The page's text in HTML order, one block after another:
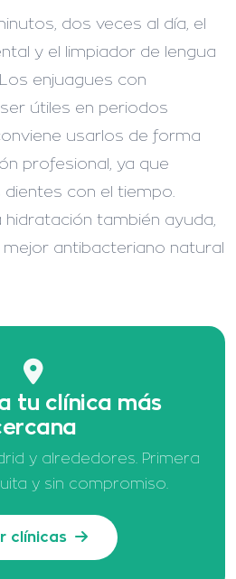
dos veces al día, el
y el limpiador de lengua
enjuagues con
útiles en periodos
usarlos de forma
profesional, ya que
con el tiempo.
hidratación también ayuda,
mejor antibacteriano natural
tu clínica más
y alrededores. Primera
y sin compromiso.
clínicas